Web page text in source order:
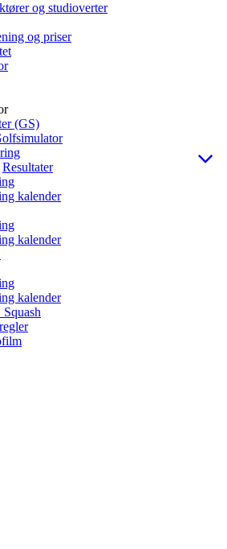
og studioverter
og priser
(GS)
Resultater
kalender
kalender
kalender